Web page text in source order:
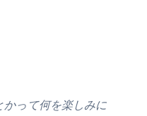
かって何を楽しみに